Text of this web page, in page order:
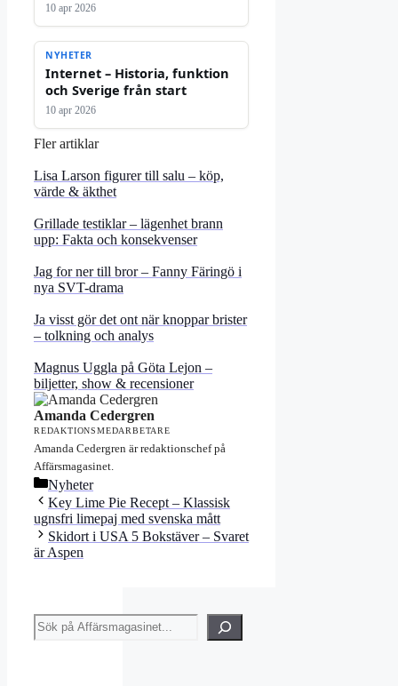
10 apr 2026
NYHETER
Internet – Historia, funktion
och Sverige från start
10 apr 2026
Fler artiklar
Lisa Larson figurer till salu – köp,
värde & äkthet
Grillade testiklar – lägenhet brann
upp: Fakta och konsekvenser
Jag for ner till bror – Fanny Färingö i
nya SVT-drama
Ja visst gör det ont när knoppar brister
– tolkning och analys
Magnus Uggla på Göta Lejon –
biljetter, show & recensioner
Amanda Cedergren
REDAKTIONSMEDARBETARE
Amanda Cedergren är redaktionschef på
Affärsmagasinet.
Kategorier
Nyheter
Key Lime Pie Recept – Klassisk
ugnsfri limepaj med svenska mått
Skidort i USA 5 Bokstäver – Svaret
är Aspen
Sök